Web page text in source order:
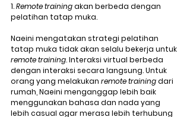
1. Remote training akan berbeda dengan
pelatihan tatap muka.
Naeini mengatakan strategi pelatihan
tatap muka tidak akan selalu bekerja untuk
remote training. Interaksi virtual berbeda
dengan interaksi secara langsung. Untuk
orang yang melakukan remote training dari
rumah, Naeini menganggap lebih baik
menggunakan bahasa dan nada yang
lebih casual agar merasa lebih terhubung